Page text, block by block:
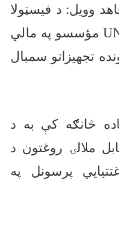
وویل: د فیسټولا
مؤسسو په مالي
تجهیزاتو سمبال
څانګه کې به د
ملالۍ روغتون د
پرسونل په